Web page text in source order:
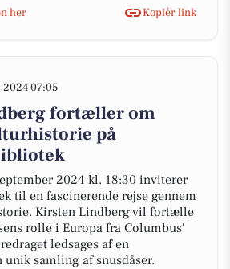
her
Kopiér link
07:05
fortæller om
på
2024 kl. 18:30 inviterer
til en fascinerende rejse gennem
Kirsten Lindberg vil fortælle
rolle i Europa fra Columbus'
ledsages af en
samling af snusdåser.